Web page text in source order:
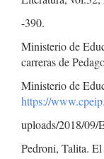
-390.
Ministerio de
carreras de
Ministerio de
https://
uploads/2018/
Pedroni, Talita.